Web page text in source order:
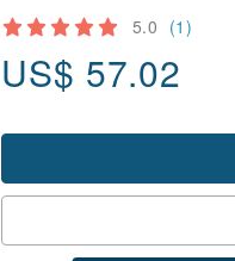
5.0 (1)
US$ 57.02